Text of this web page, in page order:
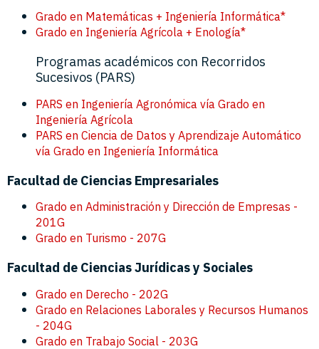
Grado en Matemáticas + Ingeniería Informática*
Grado en Ingeniería Agrícola + Enología*
Programas académicos con Recorridos
Sucesivos (PARS)
PARS en Ingeniería Agronómica vía Grado en
Ingeniería Agrícola
PARS en Ciencia de Datos y Aprendizaje Automático
vía Grado en Ingeniería Informática
Facultad de Ciencias Empresariales
Grado en Administración y Dirección de Empresas -
201G
Grado en Turismo - 207G
Facultad de Ciencias Jurídicas y Sociales
Grado en Derecho - 202G
Grado en Relaciones Laborales y Recursos Humanos
- 204G
Grado en Trabajo Social - 203G